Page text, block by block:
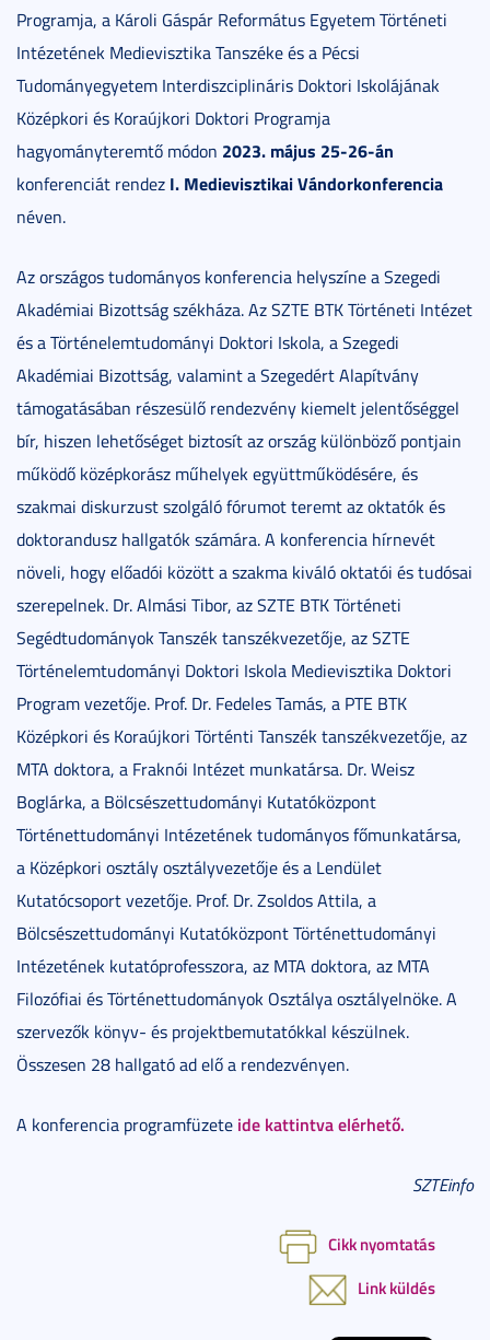
Programja, a Károli Gáspár Református Egyetem Történeti
Intézetének Medievisztika Tanszéke és a Pécsi
Tudományegyetem Interdiszciplináris Doktori Iskolájának
Középkori és Koraújkori Doktori Programja
hagyományteremtő módon 2023. május 25-26-án
konferenciát rendez I. Medievisztikai Vándorkonferencia
néven.
Az országos tudományos konferencia helyszíne a Szegedi
Akadémiai Bizottság székháza. Az SZTE BTK Történeti Intézet
és a Történelemtudományi Doktori Iskola, a Szegedi
Akadémiai Bizottság, valamint a Szegedért Alapítvány
támogatásában részesülő rendezvény kiemelt jelentőséggel
bír, hiszen lehetőséget biztosít az ország különböző pontjain
működő középkorász műhelyek együttműködésére, és
szakmai diskurzust szolgáló fórumot teremt az oktatók és
doktorandusz hallgatók számára. A konferencia hírnevét
növeli, hogy előadói között a szakma kiváló oktatói és tudósai
szerepelnek. Dr. Almási Tibor, az SZTE BTK Történeti
Segédtudományok Tanszék tanszékvezetője, az SZTE
Történelemtudományi Doktori Iskola Medievisztika Doktori
Program vezetője. Prof. Dr. Fedeles Tamás, a PTE BTK
Középkori és Koraújkori Történti Tanszék tanszékvezetője, az
MTA doktora, a Fraknói Intézet munkatársa. Dr. Weisz
Boglárka, a Bölcsészettudományi Kutatóközpont
Történettudományi Intézetének tudományos főmunkatársa,
a Középkori osztály osztályvezetője és a Lendület
Kutatócsoport vezetője. Prof. Dr. Zsoldos Attila, a
Bölcsészettudományi Kutatóközpont Történettudományi
Intézetének kutatóprofesszora, az MTA doktora, az MTA
Filozófiai és Történettudományok Osztálya osztályelnöke. A
szervezők könyv- és projektbemutatókkal készülnek.
Összesen 28 hallgató ad elő a rendezvényen.
A konferencia programfüzete ide kattintva elérhető.
SZTEinfo
Cikk nyomtatás
Link küldés